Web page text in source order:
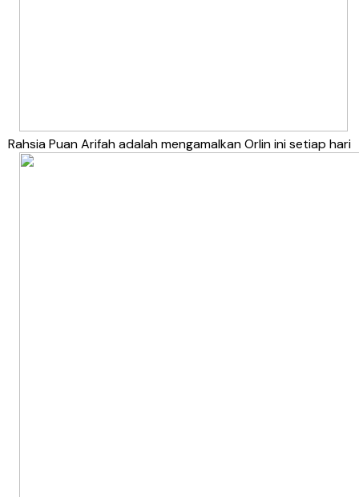
Rahsia Puan Arifah adalah mengamalkan Orlin ini setiap hari